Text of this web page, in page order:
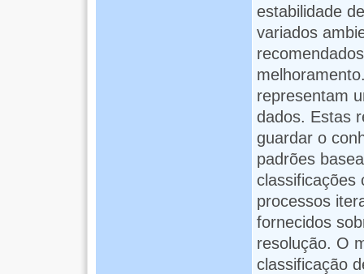
estabilidade
variados
representam
dados. Estas
guardar o
padrões
classificações
processos
fornecidos
resolução. O
classificação